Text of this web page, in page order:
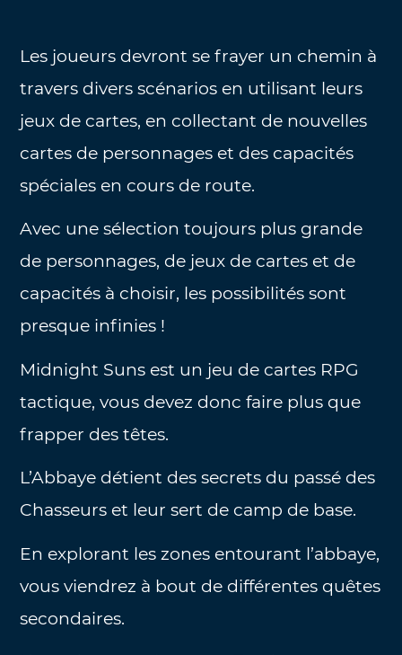
Les joueurs devront se frayer un chemin à
travers divers scénarios en utilisant leurs
jeux de cartes, en collectant de nouvelles
cartes de personnages et des capacités
spéciales en cours de route.
Avec une sélection toujours plus grande
de personnages, de jeux de cartes et de
capacités à choisir, les possibilités sont
presque infinies !
Midnight Suns est un jeu de cartes RPG
tactique, vous devez donc faire plus que
frapper des têtes.
L’Abbaye détient des secrets du passé des
Chasseurs et leur sert de camp de base.
En explorant les zones entourant l’abbaye,
vous viendrez à bout de différentes quêtes
secondaires.